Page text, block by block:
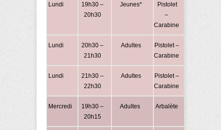
Lundi
19h30 –
20h30
Jeunes*
Pistolet
–
Carabine
Lundi
20h30 –
21h30
Adultes
Pistolet –
Carabine
Lundi
21h30 –
22h30
Adultes
Pistolet –
Carabine
Mercredi
19h30 –
20h15
Adultes Arbalète